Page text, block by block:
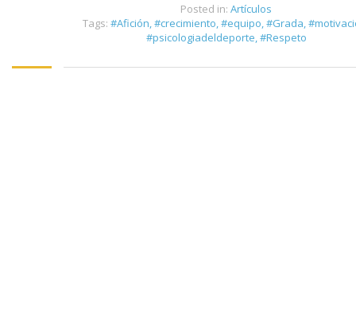
Posted in: Artículos
Tags: #Afición #crecimiento #equipo #Grada
#psicologiadeldeporte #Respeto